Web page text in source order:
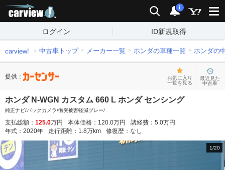
検索 通知
i
ログイン ID新規取得
carview! 中古車トップ メーカー一覧 ホンダの車種一覧 ホンダの
提供：
お気に入り
一覧を見る
最近見た
中古車
ホンダ N-WGN カスタム 660 L ホンダ センシング
純正ナビ/バックカメラ/衝突被害軽減ブレー/
支払総額： 125.0万円 本体価格： 120.0万円 諸経費： 5.0万円
年式： 2020年 走行距離： 1.8万km 修復歴： なし
1/20